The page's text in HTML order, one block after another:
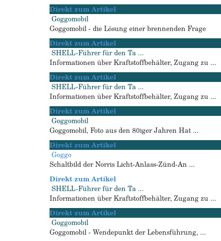
Direkt zum Artikel
Goggomobil
Goggomobil - die Lösung einer brennenden Frage
Direkt zum Artikel
SHELL-Führer für den Ta ...
Informationen über Kraftstoffbehälter, Zugang zu ...
Direkt zum Artikel
SHELL-Führer für den Ta ...
Informationen über Kraftstoffbehälter, Zugang zu ...
Direkt zum Artikel
Goggomobil
Goggomobil, Foto aus den 80iger Jahren Hat ...
Direkt zum Artikel
Goggo
Schaltbild der Norris Licht-Anlass-Zünd-An ...
Direkt zum Artikel
SHELL-Führer für den Ta ...
Informationen über Kraftstoffbehälter, Zugang zu ...
Direkt zum Artikel
Goggomobil
Goggomobil - Wendepunkt der Lebensführung, ...